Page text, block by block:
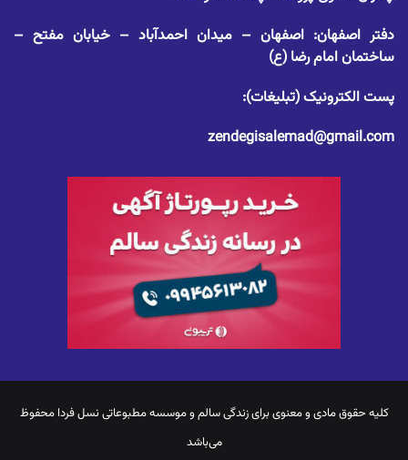
دفتر اصفهان: اصفهان – میدان احمدآباد – خیابان مفتح –
ساختمان امام رضا (ع)
پست الکترونیک (تبلیغات):
zendegisalemad@gmail.com
کلیه حقوق مادی و معنوی برایزندگی سالم و موسسه مطبوعاتی نسل فردا محفوظ
می‌باشد